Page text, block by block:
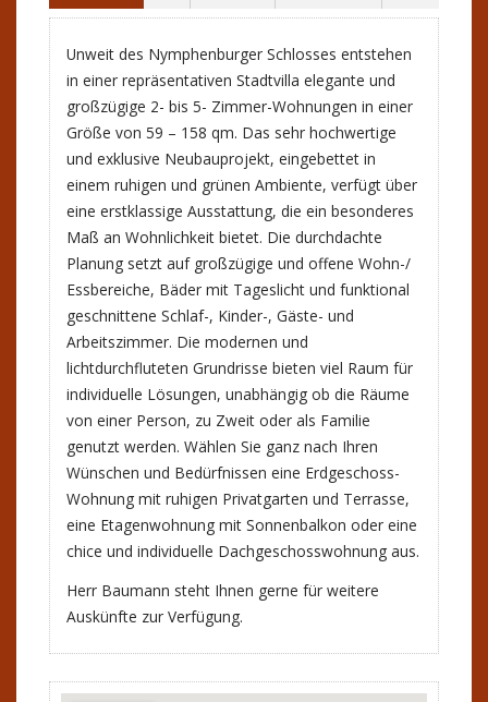
Unweit des Nymphenburger Schlosses entstehen
in einer repräsentativen Stadtvilla elegante und
großzügige 2- bis 5- Zimmer-Wohnungen in einer
Größe von 59 – 158 qm. Das sehr hochwertige
und exklusive Neubauprojekt, eingebettet in
einem ruhigen und grünen Ambiente, verfügt über
eine erstklassige Ausstattung, die ein besonderes
Maß an Wohnlichkeit bietet. Die durchdachte
Planung setzt auf großzügige und offene Wohn-/
Essbereiche, Bäder mit Tageslicht und funktional
geschnittene Schlaf-, Kinder-, Gäste- und
Arbeitszimmer. Die modernen und
lichtdurchfluteten Grundrisse bieten viel Raum für
individuelle Lösungen, unabhängig ob die Räume
von einer Person, zu Zweit oder als Familie
genutzt werden. Wählen Sie ganz nach Ihren
Wünschen und Bedürfnissen eine Erdgeschoss-
Wohnung mit ruhigen Privatgarten und Terrasse,
eine Etagenwohnung mit Sonnenbalkon oder eine
chice und individuelle Dachgeschosswohnung aus.
Herr Baumann steht Ihnen gerne für weitere
Auskünfte zur Verfügung.